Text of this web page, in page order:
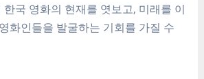
국 영화의 현재를 엿보고, 미래를 이
화인들을 발굴하는 기회를 가질 수